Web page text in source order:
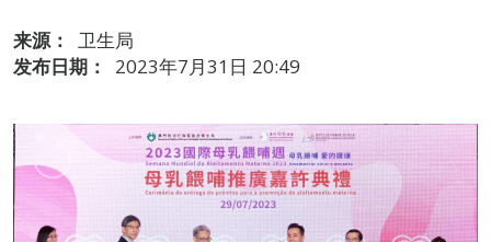
来源：
卫生局
发布日期：
2023年7月31日 20:49